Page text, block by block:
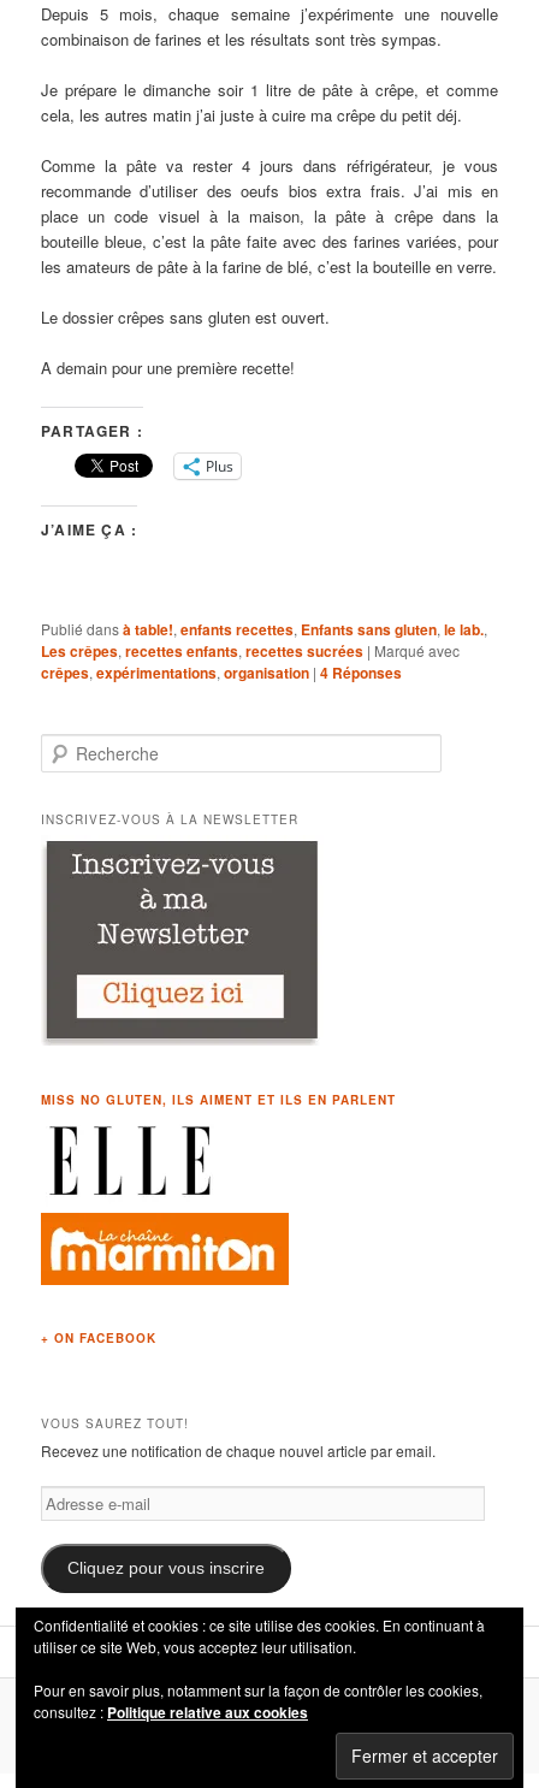
Depuis 5 mois, chaque semaine j’expérimente une nouvelle
combinaison de farines et les résultats sont très sympas.
Je prépare le dimanche soir 1 litre de pâte à crêpe, et comme
cela, les autres matin j’ai juste à cuire ma crêpe du petit déj.
Comme la pâte va rester 4 jours dans réfrigérateur, je vous
recommande d’utiliser des oeufs bios extra frais. J’ai mis en
place un code visuel à la maison, la pâte à crêpe dans la
bouteille bleue, c’est la pâte faite avec des farines variées, pour
les amateurs de pâte à la farine de blé, c’est la bouteille en verre.
Le dossier crêpes sans gluten est ouvert.
A demain pour une première recette!
PARTAGER :
Plus
J’AIME ÇA :
Publié dansà table!,enfants recettes, Enfants sans gluten,le lab.,
Les crêpes,recettes enfants,recettes sucrées | Marqué avec
crêpes,expérimentations,organisation |4 Réponses
e
h
e
INSCRIVEZ-VOUS À LA NEWSLETTER
MISS NO GLUTEN, ILS AIMENT ET ILS EN PARLENT
+ ON FACEBOOK
VOUS SAUREZ TOUT!
Recevez une notification de chaque nouvel article par email.
Adresse
e-
mail
Cliquez pour vous inscrire
Fièrement propulsé par WordPress
Confidentialité et cookies : ce site utilise des cookies. En continuant à
utiliser ce site Web, vous acceptez leur utilisation.
Pour en savoir plus, notamment sur la façon de contrôler les cookies,
consultez : Politique relative aux cookies